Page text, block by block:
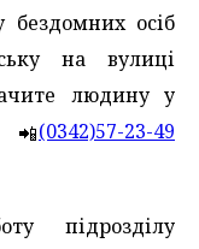
осіб
на вулиці
людину у
(0342)57-23-49
підрозділу